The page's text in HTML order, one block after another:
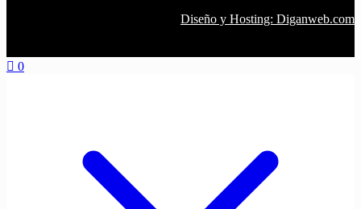
Diseño y Hosting: Diganweb.com
0